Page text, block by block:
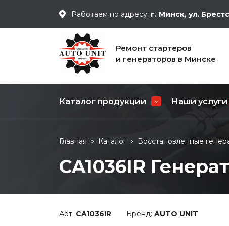
Работаем по адресу: г. Минск, ул.
Ремонт стартеров
и генераторов в Минске
Каталог продукции
Коллекторы
Восстановленные генераторы
Наши услуги
Замена щёток
генератора
Главная Каталог Восстановленные
CA1036IR
Арт: CA1036IR Бренд: AUTO UNIT